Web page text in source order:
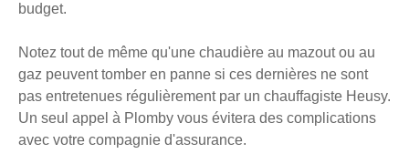
budget.
Notez tout de même qu'une chaudière au mazout ou au
gaz peuvent tomber en panne si ces dernières ne sont
pas entretenues régulièrement par un chauffagiste Heusy.
Un seul appel à Plomby vous évitera des complications
avec votre compagnie d'assurance.